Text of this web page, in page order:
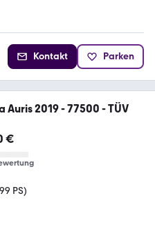
Kontakt Parken
Auris 2019 - 77500 - TÜV
€
PS)